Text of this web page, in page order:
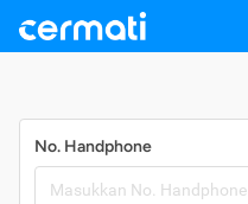
No. Handphone